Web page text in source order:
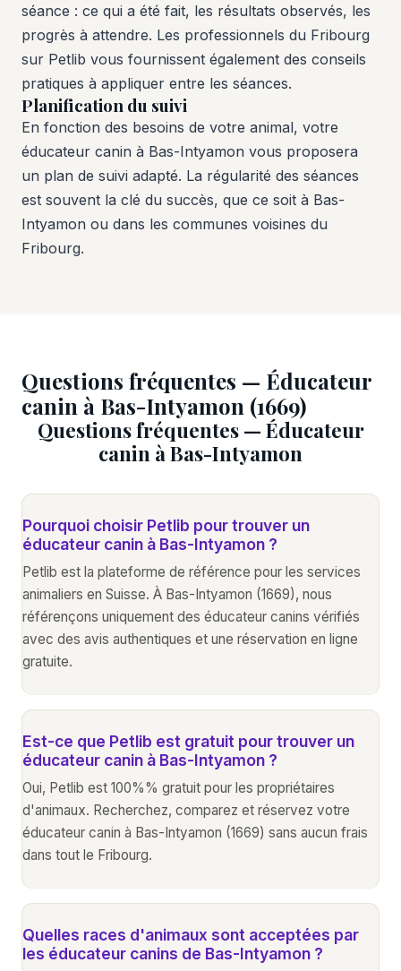
séance : ce qui a été fait, les résultats observés, les
progrès à attendre. Les professionnels du Fribourg
sur Petlib vous fournissent également des conseils
pratiques à appliquer entre les séances.
Planification du suivi
En fonction des besoins de votre animal, votre
éducateur canin à Bas-Intyamon vous proposera
un plan de suivi adapté. La régularité des séances
est souvent la clé du succès, que ce soit à Bas-
Intyamon ou dans les communes voisines du
Fribourg.
Questions fréquentes — Éducateur
canin à Bas-Intyamon (1669)
Questions fréquentes — Éducateur
canin à Bas-Intyamon
Pourquoi choisir Petlib pour trouver un
éducateur canin à Bas-Intyamon ?
Petlib est la plateforme de référence pour les services
animaliers en Suisse. À Bas-Intyamon (1669), nous
référençons uniquement des éducateur canins vérifiés
avec des avis authentiques et une réservation en ligne
gratuite.
Est-ce que Petlib est gratuit pour trouver un
éducateur canin à Bas-Intyamon ?
Oui, Petlib est 100%% gratuit pour les propriétaires
d'animaux. Recherchez, comparez et réservez votre
éducateur canin à Bas-Intyamon (1669) sans aucun frais
dans tout le Fribourg.
Quelles races d'animaux sont acceptées par
les éducateur canins de Bas-Intyamon ?